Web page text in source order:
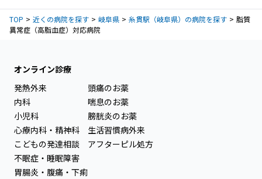
TOP 近くの病院を探す 岐阜県 糸貫駅（岐阜県）の病院を探す
脂質
異常症（高脂血症）対応病院
オンライン診療
発熱外来
内科
小児科
心療内科・精神科
こどもの発達相談
不眠症・睡眠障害
胃腸炎・腹痛・下痢
頭痛のお薬
喘息のお薬
膀胱炎のお薬
生活習慣病外来
アフターピル処方